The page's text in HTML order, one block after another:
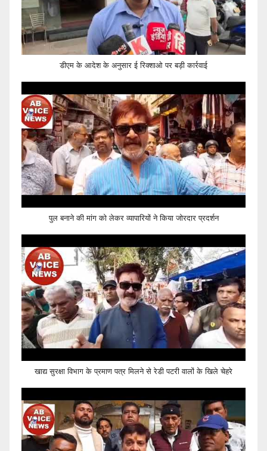
डीएम के आदेश के अनुसार ई रिक्शाओ पर बड़ी कार्रवाई
पुल बनाने की मांग को लेकर व्यापारियों ने किया जोरदार प्रदर्शन
खाद्य सुरक्षा विभाग के प्रमाण पत्र मिलने से रेडी पटरी वालों के खिले चेहरे